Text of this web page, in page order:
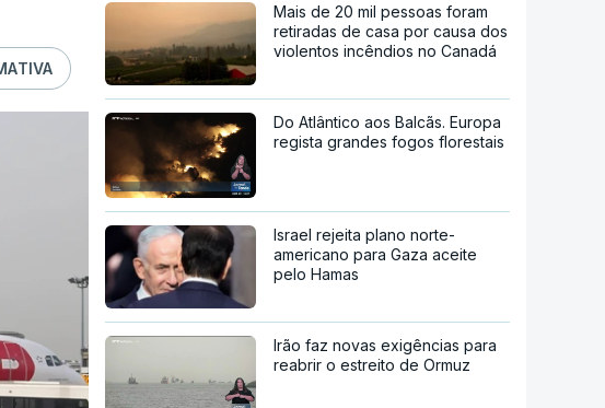
Mais de 20 mil pessoas foram
retiradas de casa por causa dos
violentos incêndios no Canadá
Do Atlântico aos Balcãs. Europa
regista grandes fogos florestais
Israel rejeita plano norte-
americano para Gaza aceite
pelo Hamas
Irão faz novas exigências para
reabrir o estreito de Ormuz